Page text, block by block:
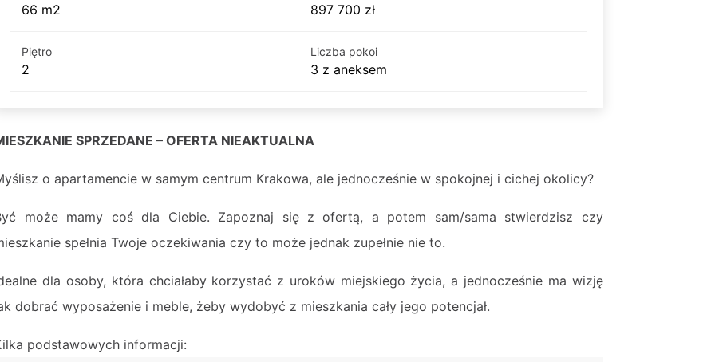
66 m2 897 700 zł
Piętro
2
Liczba pokoi
3 z aneksem
SPRZEDANE – OFERTA NIEAKTUALNA
o apartamencie w samym centrum Krakowa, ale jednocześnie w spokojnej i cichej okolicy?
może mamy coś dla Ciebie. Zapoznaj się z ofertą, a potem sam/sama stwierdzisz czy
spełnia Twoje oczekiwania czy to może jednak zupełnie nie to.
dla osoby, która chciałaby korzystać z uroków miejskiego życia, a jednocześnie ma wizję
dobrać wyposażenie i meble, żeby wydobyć z mieszkania cały jego potencjał.
podstawowych informacji: